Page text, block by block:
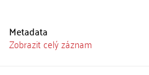
Metadata
Zobrazit celý záznam